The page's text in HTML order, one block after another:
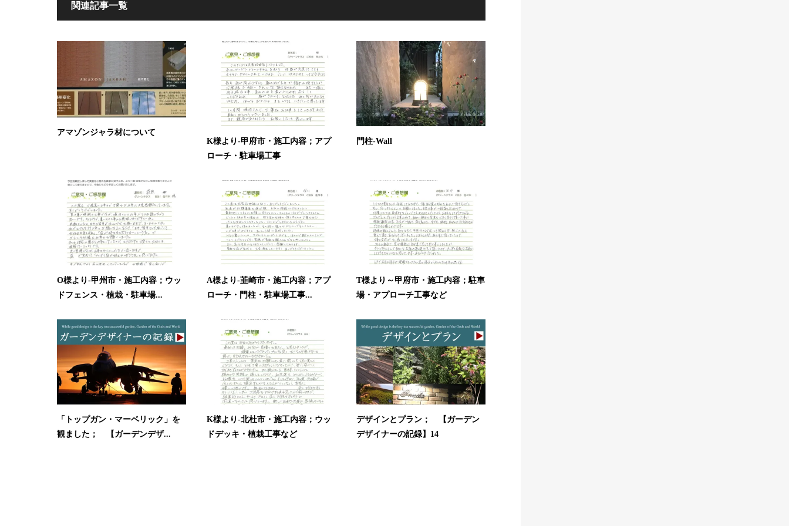
関連記事一覧
アマゾンジャラ材について
K様より-甲府市・施工内容；アプ
ローチ・駐車場工事
門柱-Wall
O様より-甲州市・施工内容；ウッ
ドフェンス・植栽・駐車場...
A様より-韮崎市・施工内容；アプ
ローチ・門柱・駐車場工事...
T様より～甲府市・施工内容；駐車
場・アプローチ工事など
「トップガン・マーベリック」を
観ました； 【ガーデンデザ...
K様より-北杜市・施工内容；ウッ
ドデッキ・植栽工事など
デザインとプラン； 【ガーデン
デザイナーの記録】14